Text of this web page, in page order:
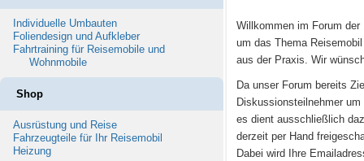
Individuelle Umbauten
Foliendesign und Aufkleber
Fahrtraining für Reisemobile und
Wohnmobile
Shop
Ausrüstung und Reise
Fahrzeugteile für Ihr Reisemobil
Heizung
Willkommen im Forum
um das Thema
aus der Praxis. Wir
Da unser Forum bereits
Diskussionsteilnehmer
es dient ausschließlich
derzeit per Hand
Dabei wird Ihre